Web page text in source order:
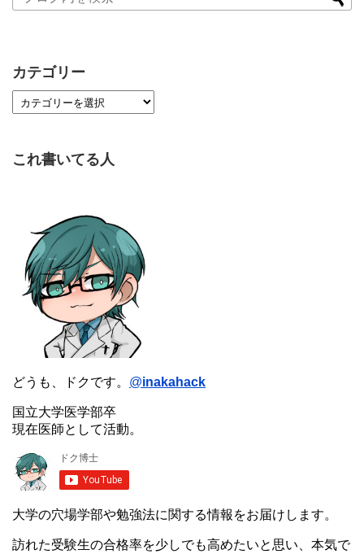
カテゴリー
これ書いてる人
どうも、ドクです。 @inakahack
国立大学医学部卒
現在医師として活動。
大学の穴場学部や勉強法に関する情報をお届けします。
訪れた受験生の合格率を少しでも高めたいと思い、本気で